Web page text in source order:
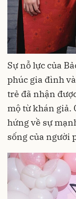
Sự nỗ lực của
phúc gia đình
trẻ đã nhận
mộ từ khán giả.
hứng về sự
sống của người